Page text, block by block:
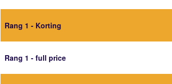
Rang 1 - Korting
Rang 1 - full price